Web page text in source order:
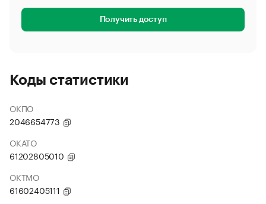
Получить доступ
Коды статистики
ОКПО
2046654773
ОКАТО
61202805010
ОКТМО
61602405111